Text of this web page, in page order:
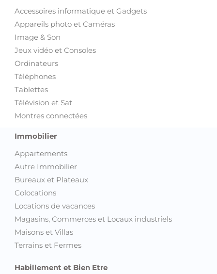
Image & Son
Jeux vidéo et Consoles
Ordinateurs
Téléphones
Tablettes
Télévision et Sat
Montres connectées
Immobilier
Autre Immobilier
Bureaux et Plateaux
Colocations
Locations de vacances
Magasins, Commerces et Locaux industriels
Maisons et Villas
Terrains et Fermes
Chaussures